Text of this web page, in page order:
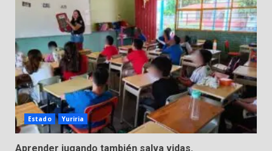
Arte en Cartonería
7 de agosto de 2026
4
Valle de Santiago refuerza
seguridad con nuevas unidades
7 de agosto de 2026
Los Pastores: tradición que
Estado Yuriria
Aprender jugando también salva vidas.